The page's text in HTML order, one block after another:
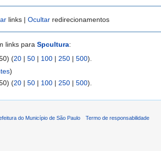
links | Ocultar redirecionamentos
links para Spcultura:
(20 | 50 | 100 | 250 | 500).
)
(20 | 50 | 100 | 250 | 500).
do Município de São Paulo Termo de responsabilidade